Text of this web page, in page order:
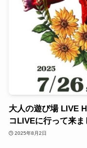
大人の遊び場 LIVE
コLIVEに行って来ま
2025年8月2日